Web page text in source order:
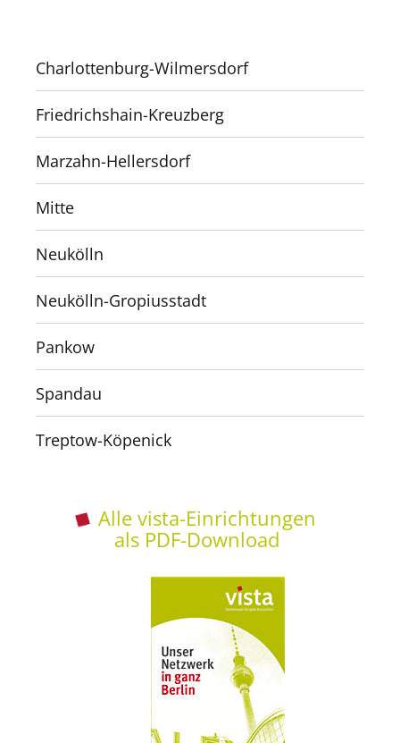
Charlottenburg-Wilmersdorf
Friedrichshain-Kreuzberg
Marzahn-Hellersdorf
Mitte
Neukölln
Neukölln-Gropiusstadt
Pankow
Spandau
Treptow-Köpenick
Alle vista-Einrichtungen
als PDF-Download